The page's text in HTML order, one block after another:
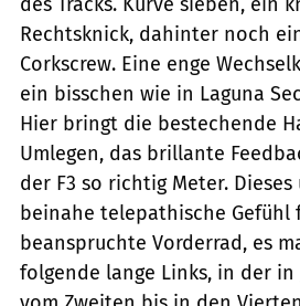
Rechtsknick, dahinter noch
Corkscrew. Eine enge
ein bisschen wie in Laguna
Hier bringt die bestechende
Umlegen, das brillante
der F3 so richtig Meter.
beinahe telepathische Gefühl
beanspruchte Vorderrad, es
folgende lange Links, in der in